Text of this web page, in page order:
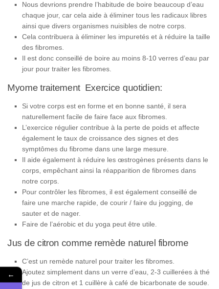
Nous devrions prendre l’habitude de boire beaucoup d’eau
chaque jour, car cela aide à éliminer tous les radicaux libres
ainsi que divers organismes nuisibles de notre corps.
Cela contribuera à éliminer les impuretés et à réduire la taille
des fibromes.
Il est donc conseillé de boire au moins 8-10 verres d’eau par
jour pour traiter les fibromes.
Myome traitement Exercice quotidien:
Si votre corps est en forme et en bonne santé, il sera
naturellement facile de faire face aux fibromes.
L’exercice régulier contribue à la perte de poids et affecte
également le taux de croissance des signes et des
symptômes du fibrome dans une large mesure.
Il aide également à réduire les œstrogènes présents dans le
corps, empêchant ainsi la réapparition de fibromes dans
notre corps.
Pour contrôler les fibromes, il est également conseillé de
faire une marche rapide, de courir / faire du jogging, de
sauter et de nager.
Faire de l’aérobic et du yoga peut être utile.
Jus de citron comme remède naturel fibrome
C’est un remède naturel pour traiter les fibromes.
Ajoutez simplement dans un verre d’eau, 2-3 cuillerées à thé
de jus de citron et 1 cuillère à café de bicarbonate de soude.
←